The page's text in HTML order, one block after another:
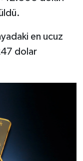
en ucuz
dolar